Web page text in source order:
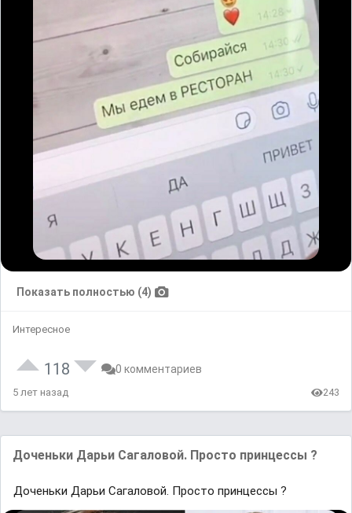
Показать полностью (4)
Интересное
118 0 комментариев
5 лет назад 243
Доченьки Дарьи Сагаловой. Просто принцессы ?
Доченьки Дарьи Сагаловой. Просто принцессы ?